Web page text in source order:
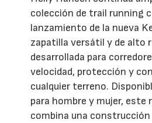
colección de trail running
lanzamiento de la nueva
zapatilla versátil y de alto
desarrollada para
velocidad, protección y
cualquier terreno.
para hombre y mujer, este
combina una